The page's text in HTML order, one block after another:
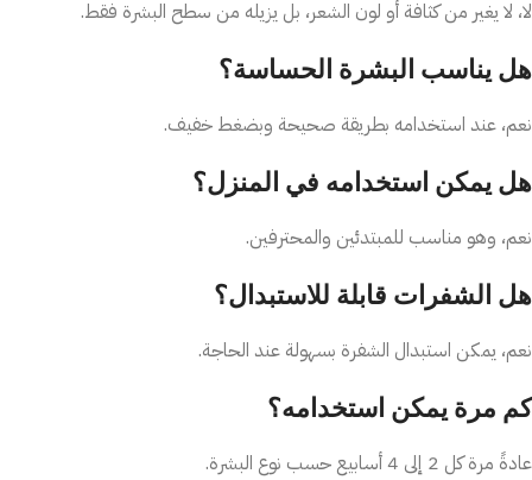
لا، لا يغير من كثافة أو لون الشعر، بل يزيله من سطح البشرة فقط.
هل يناسب البشرة الحساسة؟
نعم، عند استخدامه بطريقة صحيحة وبضغط خفيف.
هل يمكن استخدامه في المنزل؟
نعم، وهو مناسب للمبتدئين والمحترفين.
هل الشفرات قابلة للاستبدال؟
نعم، يمكن استبدال الشفرة بسهولة عند الحاجة.
كم مرة يمكن استخدامه؟
عادةً مرة كل 2 إلى 4 أسابيع حسب نوع البشرة.